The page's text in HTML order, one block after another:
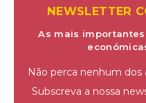
NEWSLETTER
As mais
Não perca nenhum dos
Subscreva a nossa